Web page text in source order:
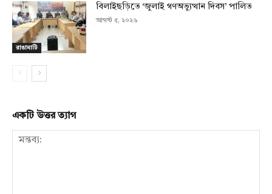
রাঙামাটি
বিলাইছড়িতে ‘জুলাই গণঅভ্যুত্থান দিবস’ পালিত
আগস্ট ৫, ২০২৬
একটি উত্তর ত্যাগ